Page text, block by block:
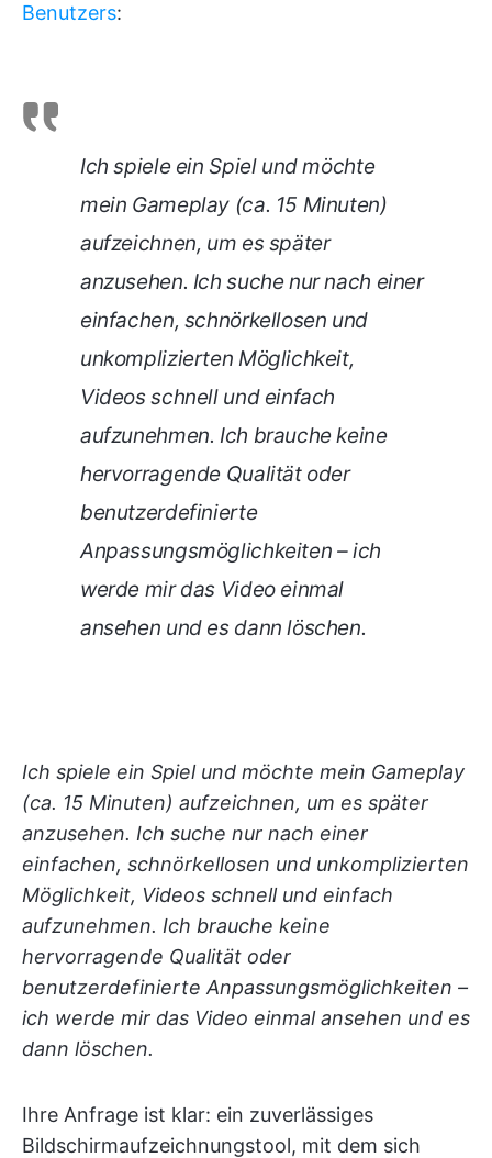
Benutzers:
Ich spiele ein Spiel und möchte
mein Gameplay (ca. 15 Minuten)
aufzeichnen, um es später
anzusehen. Ich suche nur nach einer
einfachen, schnörkellosen und
unkomplizierten Möglichkeit,
Videos schnell und einfach
aufzunehmen. Ich brauche keine
hervorragende Qualität oder
benutzerdefinierte
Anpassungsmöglichkeiten – ich
werde mir das Video einmal
ansehen und es dann löschen.
Ich spiele ein Spiel und möchte mein Gameplay
(ca. 15 Minuten) aufzeichnen, um es später
anzusehen. Ich suche nur nach einer
einfachen, schnörkellosen und unkomplizierten
Möglichkeit, Videos schnell und einfach
aufzunehmen. Ich brauche keine
hervorragende Qualität oder
benutzerdefinierte Anpassungsmöglichkeiten –
ich werde mir das Video einmal ansehen und es
dann löschen.
Ihre Anfrage ist klar: ein zuverlässiges
Bildschirmaufzeichnungstool, mit dem sich